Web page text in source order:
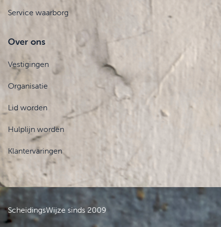
Service waarborg
Over ons
Vestigingen
Organisatie
Lid worden
Hulplijn worden
Klantervaringen
ScheidingsWijze sinds 2009